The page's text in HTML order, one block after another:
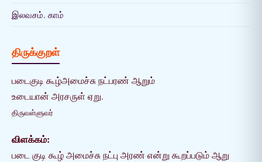
இலவசம். காம்
திருக்குறள்
படைகுடி கூழ்அமைச்சு நட்பரண் ஆறும்
உடையான் அரசருள் ஏறு.
திருவள்ளுவர்
விளக்கம்:
படை குடி கூழ் அமைச்சு நட்பு அரண் என்று கூறப்படும் ஆறு